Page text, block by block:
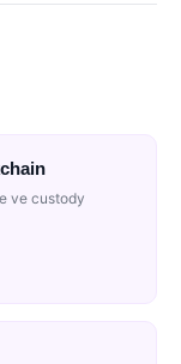
ve custody